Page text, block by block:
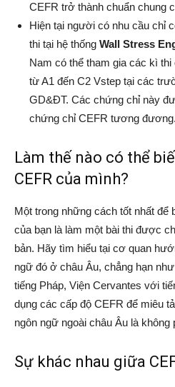
CEFR trở thành chuẩn chung
Hiện tại người có nhu cầu chỉ
thi tại hệ thống Wall Stress
Nam có thể tham gia các kì
từ A1 đến C2 Vstep tại các
GD&ĐT. Các chứng chỉ này
chứng chỉ CEFR tương đương.
Làm thế nào có thể
CEFR của mình?
Một trong những cách tốt nhất để
của bạn là làm một bài thi được
bản. Hãy tìm hiểu tại cơ quan
ngữ đó ở châu Âu, chẳng hạn
tiếng Pháp, Viện Cervantes với
dụng các cấp độ CEFR để miêu
ngôn ngữ ngoài châu Âu là
Sự khác nhau giữa